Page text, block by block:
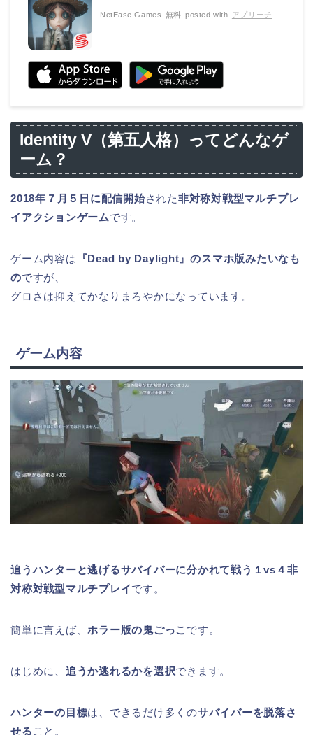
NetEase Games 無料 posted with アプリーチ
Identity V（第五人格）ってどんなゲ
ーム？
2018年７月５日に配信開始された非対称対戦型マルチプレ
イアクションゲームです。
ゲーム内容は 『Dead by Daylight』のスマホ版みたいなも
のですが、
グロさは抑えてかなりまろやかになっています。
ゲーム内容
追うハンターと逃げるサバイバーに分かれて戦う１vs４非
対称対戦型マルチプレイです。
簡単に言えば、ホラー版の鬼ごっこ です。
はじめに、 追うか逃れるかを選択できます。
ハンターの目標は、できるだけ多くのサバイバーを脱落さ
せる こと。